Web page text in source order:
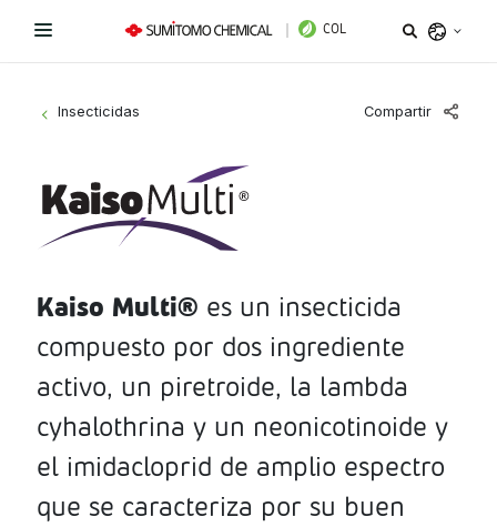
COL
Líneas de Productos
Fungicidas
Herbicidas
Insecticidas
PGR y Biorracionales
¿Necesitas ayuda?
Sitio institucional
Términos y condiciones de uso
Política de tratamiento de datos personales
InstagramLinkedin
Insecticidas Compartir
Kaiso Multi® es un insecticida
compuesto por dos ingrediente
activo, un piretroide, la lambda
cyhalothrina y un neonicotinoide y
el imidacloprid de amplio espectro
que se caracteriza por su buen